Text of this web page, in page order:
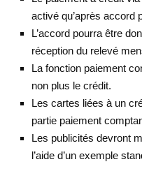
activé qu’après accord
L’accord pourra être
réception du relevé
La fonction paiement
non plus le crédit.
Les cartes liées à un
partie paiement
Les publicités devront
l’aide d’un exemple